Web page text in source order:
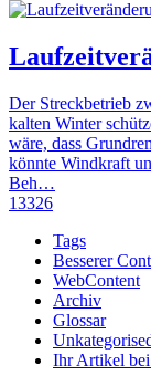
Der Streckbetrieb
kalten Winter
wäre, dass
könnte Windkraft
Beh…
13326
Tags
Besserer
WebContent
Archiv
Glossar
Ihr Artikel